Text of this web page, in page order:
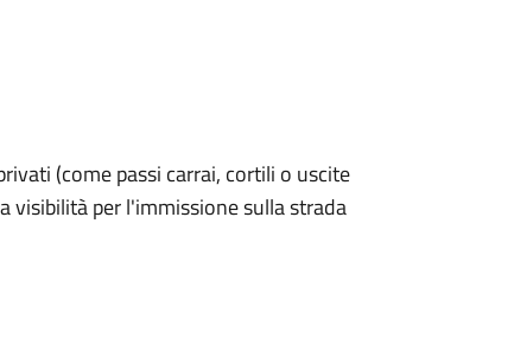
(come passi carrai, cortili o uscite
visibilità per l'immissione sulla strada